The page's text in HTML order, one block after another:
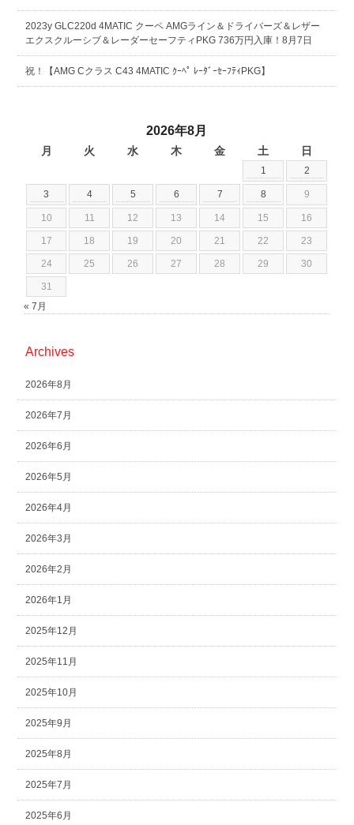
2023y GLC220d 4MATIC クーペ AMGライン＆ドライバーズ＆レザー
エクスクルーシブ＆レーダーセーフティPKG 736万円入庫！8月7日
祝！【AMG Cクラス C43 4MATIC ｸｰﾍﾟ ﾚｰﾀﾞｰｾｰﾌﾃｨPKG】
2026年8月
月 火 水 木 金 土 日
1 2
3 4 5 6 7 8 9
10 11 12 13 14 15 16
17 18 19 20 21 22 23
24 25 26 27 28 29 30
31
« 7月
Archives
2026年8月
2026年7月
2026年6月
2026年5月
2026年4月
2026年3月
2026年2月
2026年1月
2025年12月
2025年11月
2025年10月
2025年9月
2025年8月
2025年7月
2025年6月